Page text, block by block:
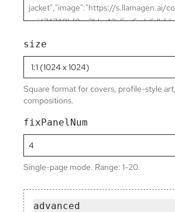
size
Square format for covers, profile-style
compositions.
fixPanelNum
Single-page mode. Range: 1-20.
advanced